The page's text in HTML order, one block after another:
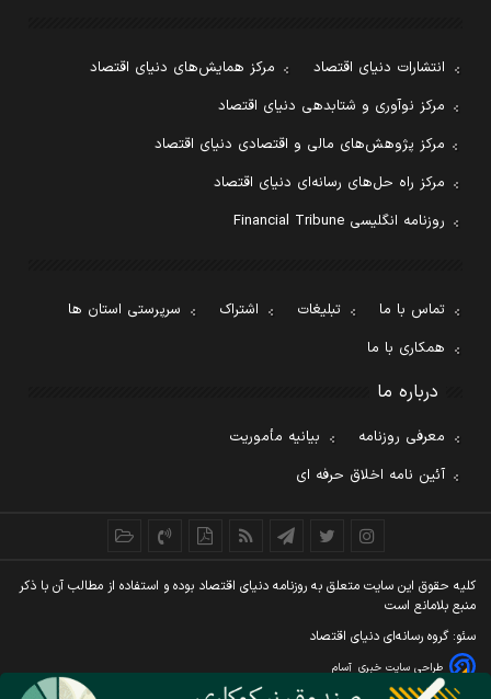
انتشارات دنیای اقتصاد
مرکز همایش‌های دنیای اقتصاد
مرکز نوآوری و شتابدهی دنیای اقتصاد
مرکز پژوهش‌های مالی و اقتصادی دنیای اقتصاد
مرکز راه حل‌های رسانه‌ای دنیای اقتصاد
روزنامه انگلیسی Financial Tribune
تماس با ما تبلیغات اشتراک
سرپرستی استان ها
همکاری با ما
درباره ما
معرفی روزنامه
بیانیه مأموریت
آئین نامه اخلاق حرفه ای
کليه حقوق اين سايت متعلق به روزنامه دنيای اقتصاد بوده و استفاده از مطالب آن با ذکر
منبع بلامانع است
سئو: گروه رسانه‌ای دنیای اقتصاد
طراحی سایت خبری آسام